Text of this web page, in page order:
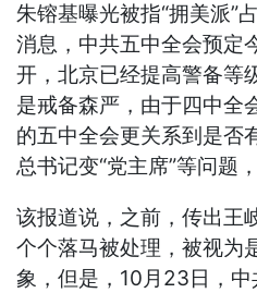
朱镕基曝光被指“拥美派”
消息，中共五中全会预定
开，北京已经提高警备等
是戒备森严，由于四中全
的五中全会更关系到是否
总书记变“党主席”等问题
该报道说，之前，传出王
个个落马被处理，被视为
象，但是，10月23日，